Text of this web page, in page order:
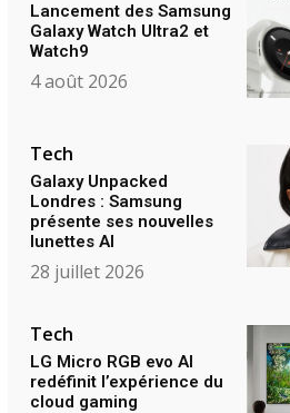
Lancement des Samsung
Galaxy Watch Ultra2 et
Watch9
4 août 2026
Tech
Galaxy Unpacked
Londres : Samsung
présente ses nouvelles
lunettes AI
28 juillet 2026
Tech
LG Micro RGB evo AI
redéfinit l’expérience du
cloud gaming